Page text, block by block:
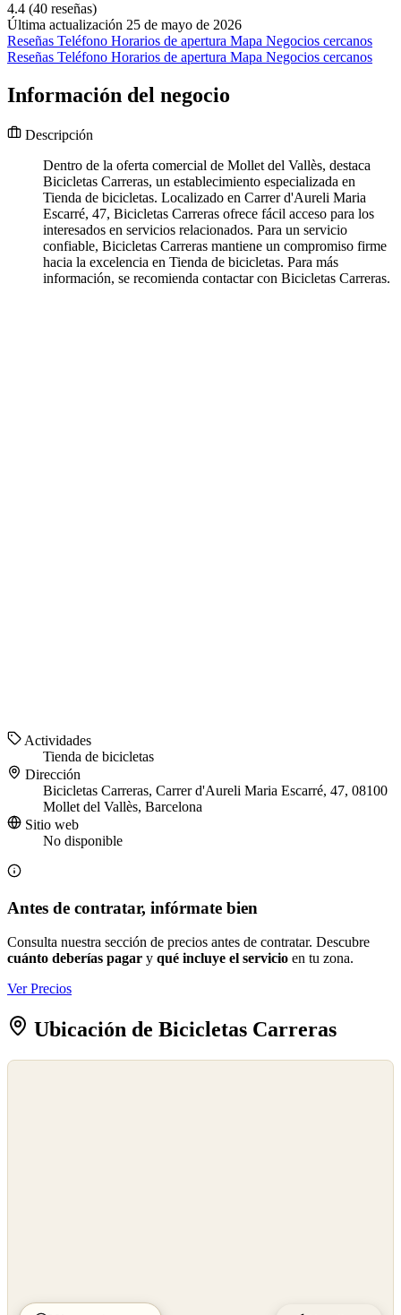
4.4 (40 reseñas)
Última actualización 25 de mayo de 2026
Reseñas Teléfono Horarios de apertura Mapa Negocios cercanos
Reseñas Teléfono Horarios de apertura Mapa Negocios cercanos
Información del negocio
Descripción
Dentro de la oferta comercial de Mollet del Vallès, destaca
Bicicletas Carreras, un establecimiento especializada en
Tienda de bicicletas. Localizado en Carrer d'Aureli Maria
Escarré, 47, Bicicletas Carreras ofrece fácil acceso para los
interesados en servicios relacionados. Para un servicio
confiable, Bicicletas Carreras mantiene un compromiso firme
hacia la excelencia en Tienda de bicicletas. Para más
información, se recomienda contactar con Bicicletas Carreras.
Actividades
Tienda de bicicletas
Dirección
Bicicletas Carreras, Carrer d'Aureli Maria Escarré, 47, 08100
Mollet del Vallès, Barcelona
Sitio web
No disponible
Antes de contratar, infórmate bien
Consulta nuestra sección de precios antes de contratar. Descubre
cuánto deberías pagar y qué incluye el servicio en tu zona.
Ver Precios
Ubicación de Bicicletas Carreras